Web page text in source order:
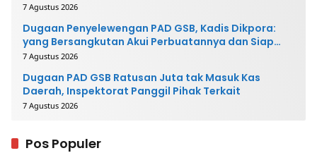
7 Agustus 2026
Dugaan Penyelewengan PAD GSB, Kadis Dikpora:
yang Bersangkutan Akui Perbuatannya dan Siap
Mengembalikan Uang
7 Agustus 2026
Dugaan PAD GSB Ratusan Juta tak Masuk Kas
Daerah, Inspektorat Panggil Pihak Terkait
7 Agustus 2026
Pos Populer